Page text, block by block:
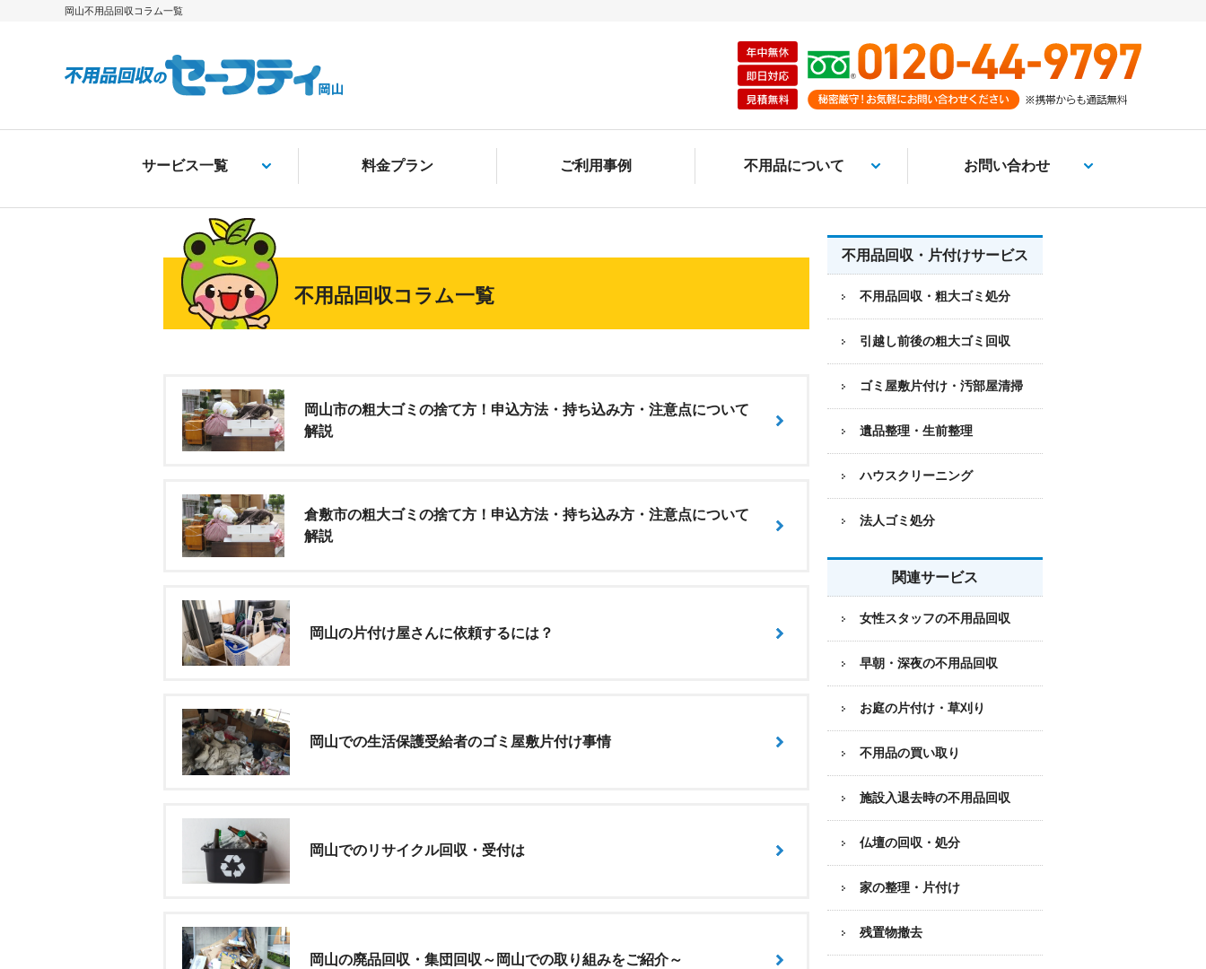
岡山不用品回収コラム一覧
サービス一覧 料金プラン ご利用事例 不用品について お問い合わせ
不用品回収コラム一覧
岡山市の粗大ゴミの捨て方！申込方法・持ち込み方・注意点について
解説
倉敷市の粗大ゴミの捨て方！申込方法・持ち込み方・注意点について
解説
岡山の片付け屋さんに依頼するには？
岡山での生活保護受給者のゴミ屋敷片付け事情
岡山でのリサイクル回収・受付は
岡山の廃品回収・集団回収～岡山での取り組みをご紹介～
不用品回収・片付けサービス
不用品回収・粗大ゴミ処分
引越し前後の粗大ゴミ回収
ゴミ屋敷片付け・汚部屋清掃
遺品整理・生前整理
ハウスクリーニング
法人ゴミ処分
関連サービス
女性スタッフの不用品回収
早朝・深夜の不用品回収
お庭の片付け・草刈り
不用品の買い取り
施設入退去時の不用品回収
仏壇の回収・処分
家の整理・片付け
残置物撤去